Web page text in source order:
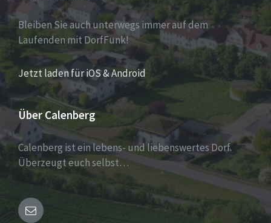
Bleiben Sie auch unterwegs immer auf dem
Laufenden mit DorfFunk!
Jetzt laden für iOS & Android
Über Calenberg
Calenberg ist ein lebens- und liebenswertes Dorf.
Überzeugt euch selbst…
Email